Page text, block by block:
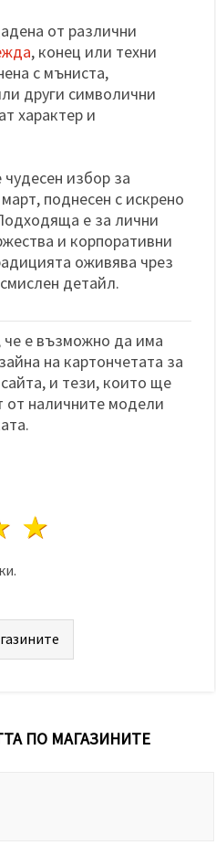
от различни
, конец или техни
с мъниста,
други символични
характер и
избор за
поднесен с искрено
е за лични
и корпоративни
оживява чрез
детайл.
е възможно да има
на картончетата за
и тези, които ще
от наличните модели
4 звезди
ПО МАГАЗИНИТЕ